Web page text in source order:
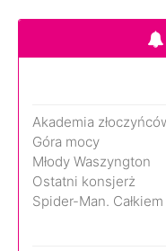
Akademia
Góra mocy
Młody Waszyngton
Ostatni konsjerż
Spider-Man.